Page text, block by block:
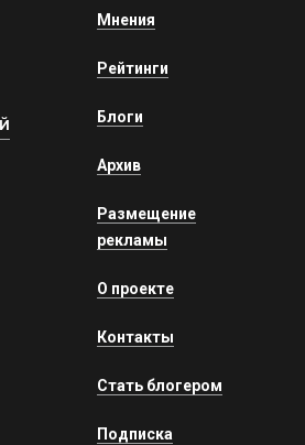
Мнения
Рейтинги
Блоги
Архив
Размещение
рекламы
О проекте
Контакты
Стать блогером
Подписка